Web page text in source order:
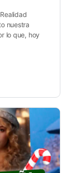
nuestra
lo que, hoy